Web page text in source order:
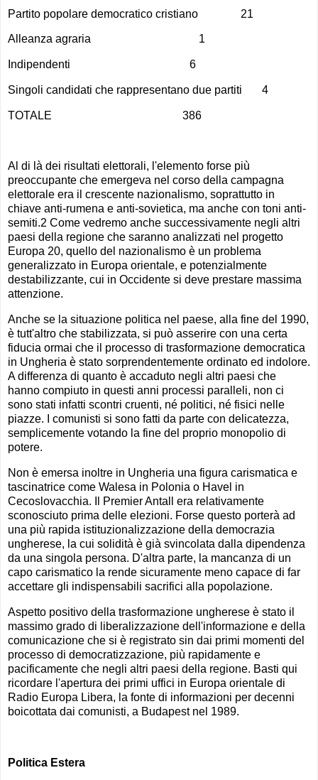
Partito popolare democratico cristiano 21
Alleanza agraria 1
Indipendenti 6
Singoli candidati che rappresentano due partiti 4
TOTALE 386
Al di là dei risultati elettorali, l'elemento forse più
preoccupante che emergeva nel corso della campagna
elettorale era il crescente nazionalismo, soprattutto in
chiave anti-rumena e anti-sovietica, ma anche con toni anti-
semiti.2 Come vedremo anche successivamente negli altri
paesi della regione che saranno analizzati nel progetto
Europa 20, quello del nazionalismo è un problema
generalizzato in Europa orientale, e potenzialmente
destabilizzante, cui in Occidente si deve prestare massima
attenzione.
Anche se la situazione politica nel paese, alla fine del 1990,
è tutt'altro che stabilizzata, si può asserire con una certa
fiducia ormai che il processo di trasformazione democratica
in Ungheria è stato sorprendentemente ordinato ed indolore.
A differenza di quanto è accaduto negli altri paesi che
hanno compiuto in questi anni processi paralleli, non ci
sono stati infatti scontri cruenti, né politici, né fisici nelle
piazze. I comunisti si sono fatti da parte con delicatezza,
semplicemente votando la fine del proprio monopolio di
potere.
Non è emersa inoltre in Ungheria una figura carismatica e
tascinatrice come Walesa in Polonia o Havel in
Cecoslovacchia. Il Premier Antall era relativamente
sconosciuto prima delle elezioni. Forse questo porterà ad
una più rapida istituzionalizzazione della democrazia
ungherese, la cui solidità è già svincolata dalla dipendenza
da una singola persona. D'altra parte, la mancanza di un
capo carismatico la rende sicuramente meno capace di far
accettare gli indispensabili sacrifici alla popolazione.
Aspetto positivo della trasformazione ungherese è stato il
massimo grado di liberalizzazione dell'informazione e della
comunicazione che si è registrato sin dai primi momenti del
processo di democratizzazione, più rapidamente e
pacificamente che negli altri paesi della regione. Basti qui
ricordare l'apertura dei primi uffici in Europa orientale di
Radio Europa Libera, la fonte di informazioni per decenni
boicottata dai comunisti, a Budapest nel 1989.
Politica Estera